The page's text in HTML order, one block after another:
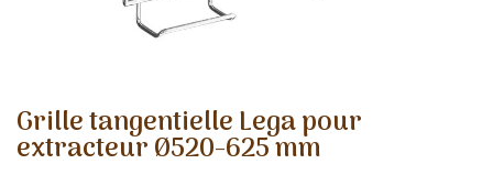
Grille tangentielle Lega pour
extracteur Ø520-625 mm